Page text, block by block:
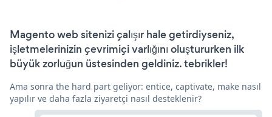
Magento web sitenizi çalışır hale getirdiyseniz,
işletmelerinizin çevrimiçi varlığını oluştururken ilk
büyük zorluğun üstesinden geldiniz. tebrikler!
Ama sonra the hard part geliyor: entice, captivate, make nasıl
yapılır ve daha fazla ziyaretçi nasıl desteklenir?